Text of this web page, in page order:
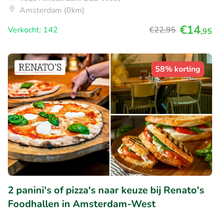
Amsterdam (0km)
Verkocht: 142
€22,95 €14,95
58% korting
2 panini's of pizza's naar keuze bij Renato's
Foodhallen in Amsterdam-West